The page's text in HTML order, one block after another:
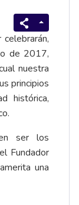
de 2017,
nuestra
principios
histórica,
ser los
Fundador
una